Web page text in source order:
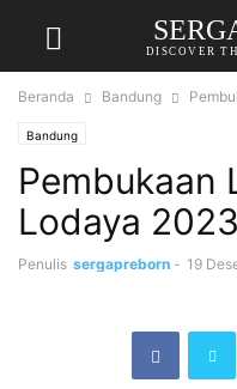
DISCOVER
Beranda Bandung
Bandung
Pembukaan
Lodaya 2023
Penulis sergapreborn - 19